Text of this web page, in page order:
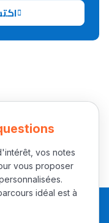
vos notes
vous proposer
idéal est à